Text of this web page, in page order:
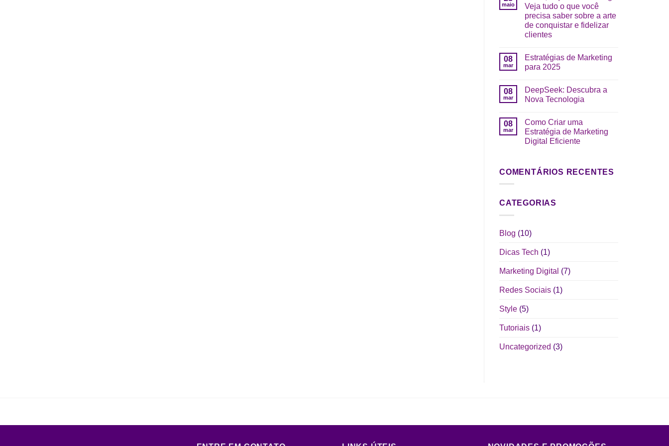
maio
Veja tudo o que você
precisa saber sobre a arte
de conquistar e fidelizar
clientes
08
mar
Estratégias de Marketing
para 2025
08
mar
DeepSeek: Descubra a
Nova Tecnologia
08
mar
Como Criar uma
Estratégia de Marketing
Digital Eficiente
COMENTÁRIOS RECENTES
CATEGORIAS
Blog (10)
Dicas Tech (1)
Marketing Digital (7)
Redes Sociais (1)
Style (5)
Tutoriais (1)
Uncategorized (3)